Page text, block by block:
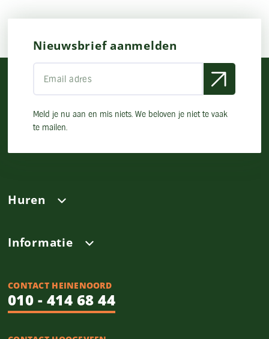
Huren
Informatie
CONTACT HEINENOORD
010 - 414 68 44
Nieuwsbrief aanmelden
Meld je nu aan en mis niets. We beloven je niet te vaak
te mailen.